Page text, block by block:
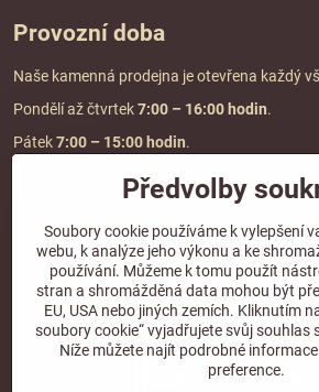
Provozní doba
Naše kamenná prodejna je otevřena každý
Pondělí až čtvrtek7:00 – 16:00 hodin.
Pátek7:00 – 15:00 hodin.
Doprava a platba
DOPRAVA ZDARMA
při objednávce nad2000 Kč vč. DPH.
*Nevztahuje se na paletovou přepravu.
Předvolby
Soubory cookie používáme k vylepšení
webu, k analýze jeho výkonu a ke
používání. Můžeme k tomu použít
stran a shromážděná data mohou být
EU, USA nebo jiných zemích. Kliknutím
soubory cookie“ vyjadřujete svůj souhlas
Níže můžete najít podrobné
preference.